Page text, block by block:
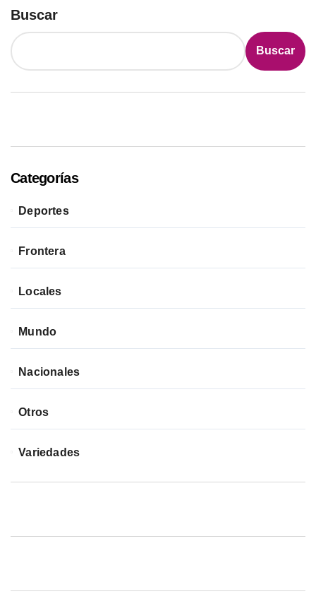
Buscar
Buscar
Categorías
Deportes
Frontera
Locales
Mundo
Nacionales
Otros
Variedades